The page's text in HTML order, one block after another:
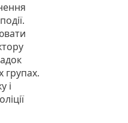
групах.
і